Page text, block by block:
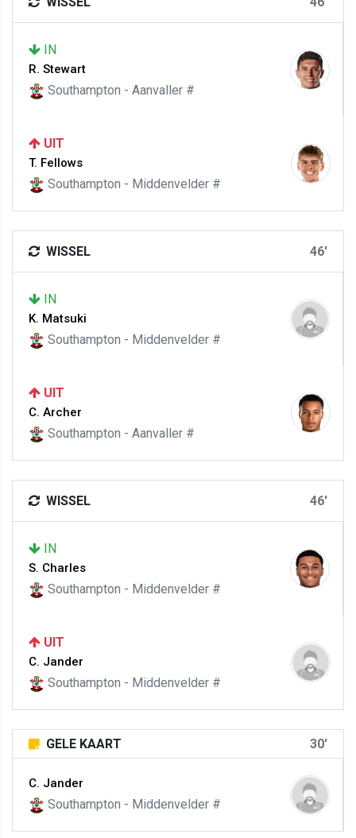
IN
R. Stewart
Southampton - Aanvaller #
UIT
T. Fellows
Southampton - Middenvelder #
WISSEL 46'
IN
K. Matsuki
Southampton - Middenvelder #
UIT
C. Archer
Southampton - Aanvaller #
WISSEL 46'
IN
S. Charles
Southampton - Middenvelder #
UIT
C. Jander
Southampton - Middenvelder #
GELE KAART 30'
C. Jander
Southampton - Middenvelder #